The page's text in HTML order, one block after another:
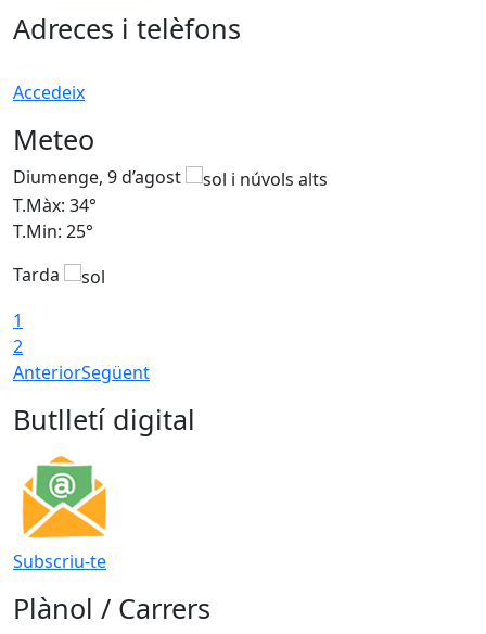
Adreces i telèfons
Accedeix
Meteo
Diumenge, 9 d’agost
T.Màx: 34°
T.Min: 25°
Tarda
1
2
AnteriorSegüent
Butlletí digital
Subscriu-te
Plànol / Carrers